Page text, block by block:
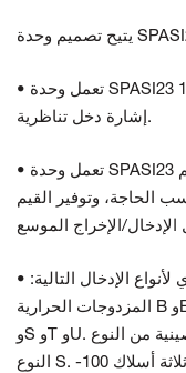
• تعمل وحدة SPASI23 على (تصفية، تحويل، وعزل) ما يصل إلى 16
إشارة دخل تناظرية.
• تعمل وحدة SPASI23 على تحويل الإشارات التناظرية إلى قيم
الحاجة، وتوفير القيم
• كل قناة قابلة للبرمجة بشكل فردي لأنواع الإدخال التالية:
المزدوجات الحرارية B وE وJ وK وL وN (14 AWG) وN (28 AWG) وR
وS وT وU. المزدوجات الحرارية الصينية من النوع E والصينية من
النوع S. -100 إلى +100 ميلي فولت. ثلاثة أسلاك RTD (10، 100